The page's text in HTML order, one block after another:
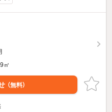
㎡
（無料）